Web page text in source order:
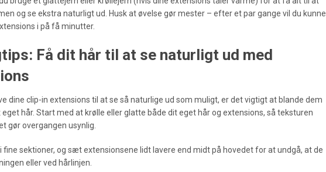
og se ekstra naturligt ud. Husk at øvelse gør mester – efter et par gange vil du kunne
i på få minutter.
Få dit hår til at se naturligt ud med
dine clip-in extensions til at se så naturlige ud som muligt, er det vigtigt at blande dem
hår. Start med at krølle eller glatte både dit eget hår og extensions, så teksturen
gør overgangen usynlig.
fine sektioner, og sæt extensionsene lidt lavere end midt på hovedet for at undgå, at de
eller ved hårlinjen.